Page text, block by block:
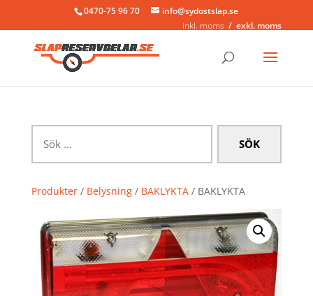
0470-75 96 70
info@sydostslap.se
inkl. moms
exkl. moms
efter:
Produkter/ Belysning/ BAKLYKTA/ BAKLYKTA